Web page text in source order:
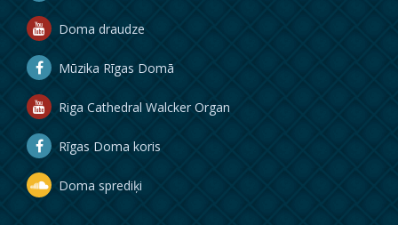
Doma draudze
Mūzika Rīgas Domā
Riga Cathedral Walcker Organ
Rīgas Doma koris
Doma sprediķi